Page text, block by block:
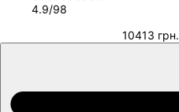
4.9/98
10413 грн.